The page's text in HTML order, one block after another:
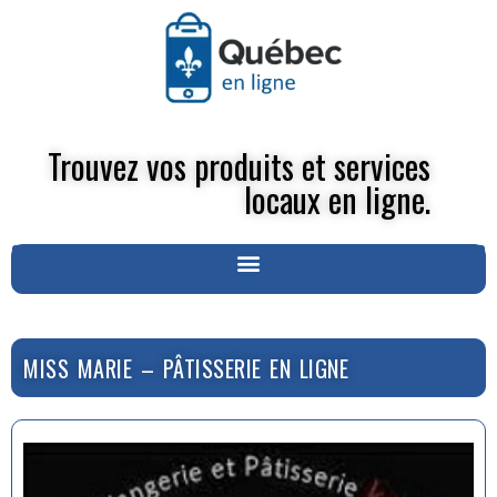
Trouvez vos produits et services
locaux en ligne.
MISS MARIE – PÂTISSERIE EN LIGNE